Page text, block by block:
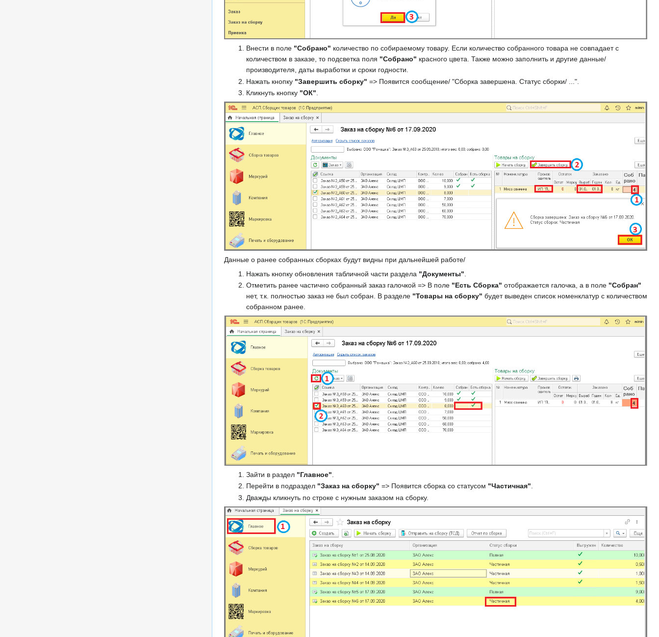
Внести в поле "Собрано" количество по собираемому товару. Если количество собранного товара не совпадает с
количеством в заказе, то подсветка поля "Собрано" красного цвета. Также можно заполнить и другие данные/
производителя, даты выработки и сроки годности.
Нажать кнопку "Завершить сборку" => Появится сообщение/ "Сборка завершена. Статус сборки/ ...".
Кликнуть кнопку "ОК"
Данные о ранее собранных сборках будут видны при дальнейшей работе/
Нажать кнопку обновления табличной части раздела "Документы"
Отметить ранее частично собранный заказ галочкой => В поле "Есть Сборка" отображается галочка, а в поле "Собран"
нет, т.к. полностью заказ не был собран. В разделе "Товары на сборку" будет выведен список номенклатур с количеством
собранном ранее.
Зайти в раздел "Главное"
Перейти в подраздел "Заказ на сборку" => Появится сборка со статусом "Частичная".
Дважды кликнуть по строке с нужным заказом на сборку.